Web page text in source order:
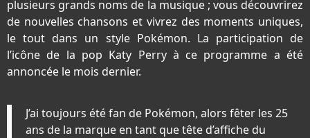
plusieurs grands noms de la musique ; vous découvrirez
de nouvelles chansons et vivrez des moments uniques,
le tout dans un style Pokémon. La participation de
l’icône de la pop Katy Perry à ce programme a été
annoncée le mois dernier.
J’ai toujours été fan de Pokémon, alors fêter les 25
ans de la marque en tant que tête d’affiche du